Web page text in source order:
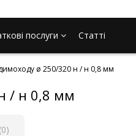
послуги Статті
ø 250/320 н / н 0,8 мм
/ н 0,8 мм